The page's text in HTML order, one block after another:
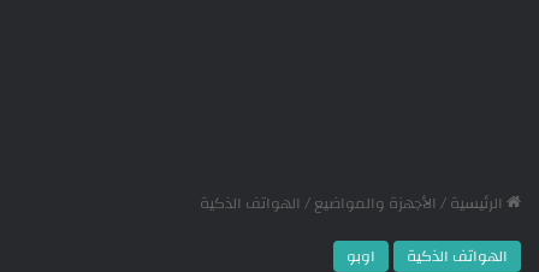
الرئيسية/ الأجهزة والمواضيع/ الهواتف الذكية
الهواتف الذكية
اوبو